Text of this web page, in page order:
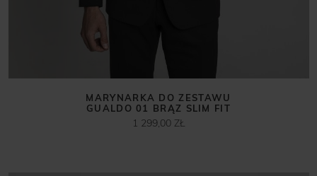
MARYNARKA DO ZESTAWU
GUALDO 01 BRĄZ SLIM FIT
1 299,00 ZŁ